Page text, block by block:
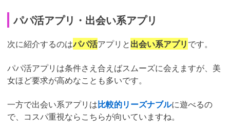
パパ活アプリ・出会い系アプリ
次に紹介するのはパパ活アプリと出会い系アプリです。
パパ活アプリは条件さえ合えばスムーズに会えますが、美
女ほど要求が高めなことも多いです。
一方で出会い系アプリは比較的リーズナブルに遊べるの
で、コスパ重視ならこちらが向いていますね。